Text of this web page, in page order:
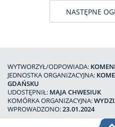
NASTĘPNE
WYTWORZYŁ/ODPOWIADA:
JEDNOSTKA ORGANIZACYJNA:
GDAŃSKU
UDOSTĘPNIŁ: MAJA CHWESIUK
KOMÓRKA ORGANIZACYJNA:
WPROWADZONO:23.01.2024